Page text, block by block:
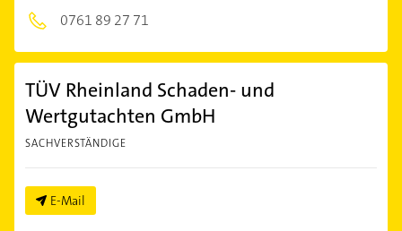
0761 89 27 71
TÜV Rheinland Schaden- und
Wertgutachten GmbH
SACHVERSTÄNDIGE
E-Mail